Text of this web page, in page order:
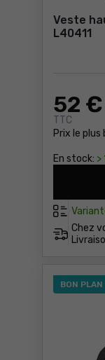
Veste
L40411
Prix le plus
52 €
TTC
En stock: >
Chez
BON PLAN